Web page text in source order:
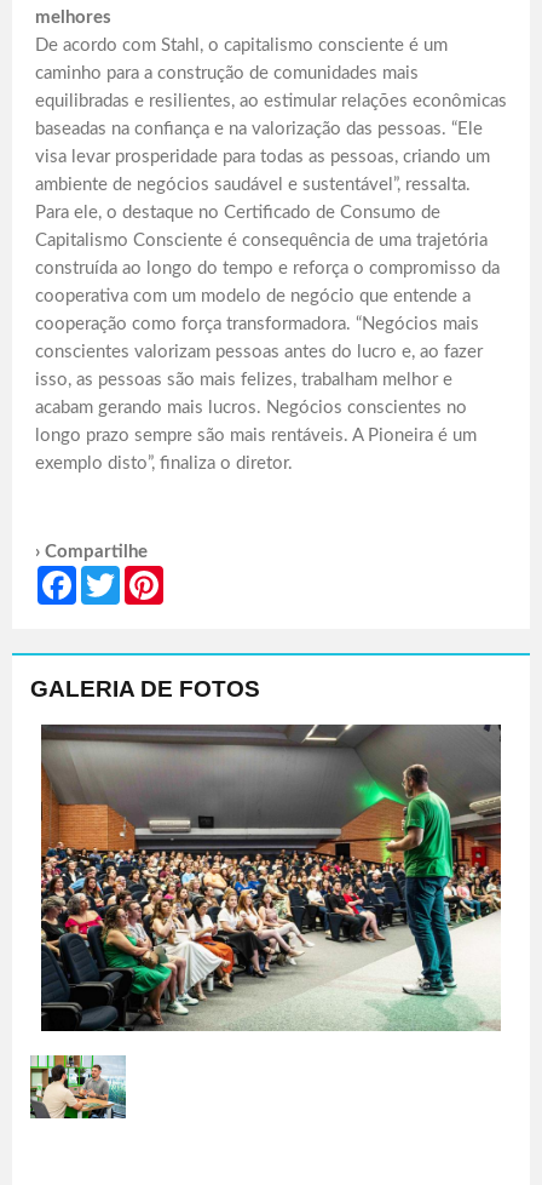
melhores
De acordo com Stahl, o capitalismo consciente é um
caminho para a construção de comunidades mais
equilibradas e resilientes, ao estimular relações econômicas
baseadas na confiança e na valorização das pessoas. “Ele
visa levar prosperidade para todas as pessoas, criando um
ambiente de negócios saudável e sustentável”, ressalta.
Para ele, o destaque no Certificado de Consumo de
Capitalismo Consciente é consequência de uma trajetória
construída ao longo do tempo e reforça o compromisso da
cooperativa com um modelo de negócio que entende a
cooperação como força transformadora. “Negócios mais
conscientes valorizam pessoas antes do lucro e, ao fazer
isso, as pessoas são mais felizes, trabalham melhor e
acabam gerando mais lucros. Negócios conscientes no
longo prazo sempre são mais rentáveis. A Pioneira é um
exemplo disto”, finaliza o diretor.
› Compartilhe
Facebook
Twitter
GALERIA DE FOTOS